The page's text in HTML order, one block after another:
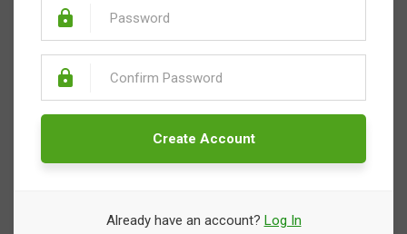
Create Account
Already have an account? Log In